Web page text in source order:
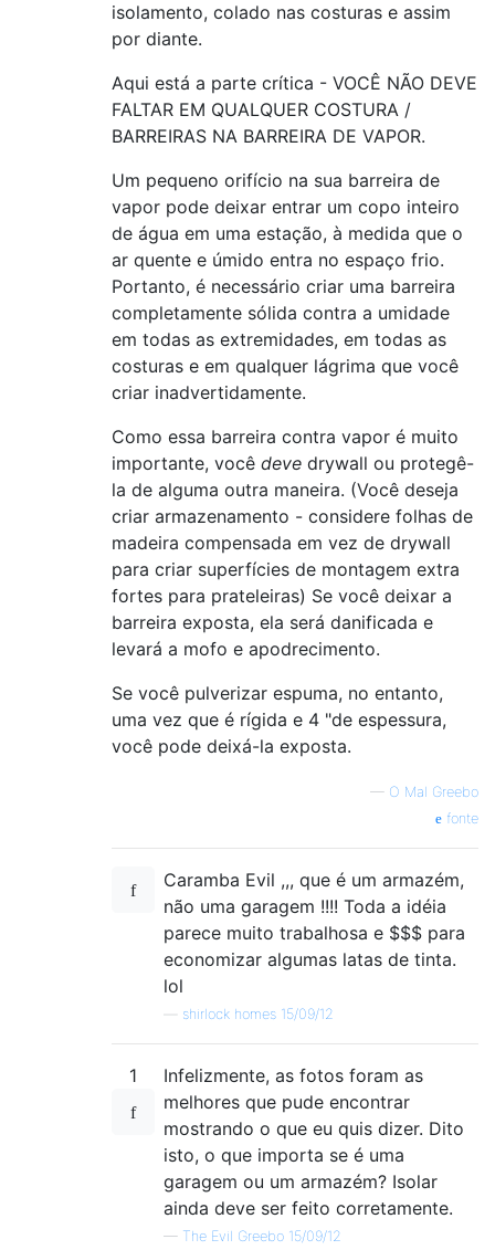
isolamento, colado nas costuras e assim
por diante.
Aqui está a parte crítica - VOCÊ NÃO DEVE
FALTAR EM QUALQUER COSTURA /
BARREIRAS NA BARREIRA DE VAPOR.
Um pequeno orifício na sua barreira de
vapor pode deixar entrar um copo inteiro
de água em uma estação, à medida que o
ar quente e úmido entra no espaço frio.
Portanto, é necessário criar uma barreira
completamente sólida contra a umidade
em todas as extremidades, em todas as
costuras e em qualquer lágrima que você
criar inadvertidamente.
Como essa barreira contra vapor é muito
importante, você deve drywall ou protegê-
la de alguma outra maneira. (Você deseja
criar armazenamento - considere folhas de
madeira compensada em vez de drywall
para criar superfícies de montagem extra
fortes para prateleiras) Se você deixar a
barreira exposta, ela será danificada e
levará a mofo e apodrecimento.
Se você pulverizar espuma, no entanto,
uma vez que é rígida e 4 "de espessura,
você pode deixá-la exposta.
— O Mal Greebo
fonte
Caramba Evil ,,, que é um armazém,
não uma garagem !!!! Toda a idéia
parece muito trabalhosa e $$$ para
economizar algumas latas de tinta.
lol
shirlock homes 15/09/12
1
Infelizmente, as fotos foram as
melhores que pude encontrar
mostrando o que eu quis dizer. Dito
isto, o que importa se é uma
garagem ou um armazém? Isolar
ainda deve ser feito corretamente.
— The Evil Greebo 15/09/12